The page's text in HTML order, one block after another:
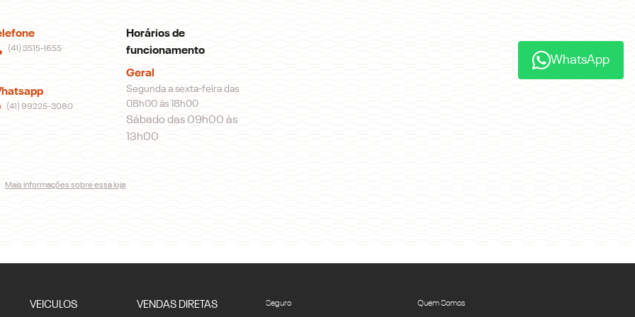
(41) 3515-1655
(41) 99225-3080
Horários de
funcionamento
Geral
Segunda a sexta-feira das
08h00 às 18h00
Sábado das 09h00 às
13h00
Mais informações sobre essa loja
VEICULOS VENDAS DIRETAS Seguro Quem Somos
WhatsApp